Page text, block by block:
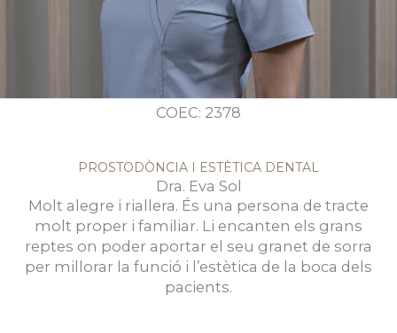
COEC: 2378
PROSTODÒNCIA I ESTÈTICA DENTAL
Dra. Eva Sol
Molt alegre i riallera. És una persona de tracte
molt proper i familiar. Li encanten els grans
reptes on poder aportar el seu granet de sorra
per millorar la funció i l’estètica de la boca dels
pacients.